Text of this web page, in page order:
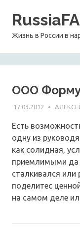
Жизнь в России в
ООО
17.03.2012
Есть
одну из
как солидная,
приемлимыми да
сталкивался или
поделитес
на самом деле